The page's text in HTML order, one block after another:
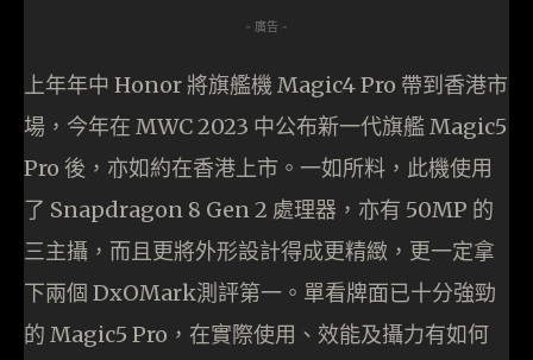
- 廣告 -
上年年中 Honor 將旗艦機 Magic4 Pro 帶到香港市
場，今年在 MWC 2023 中公布新一代旗艦 Magic5
Pro 後，亦如約在香港上市。一如所料，此機使用
了 Snapdragon 8 Gen 2 處理器，亦有 50MP 的
三主攝，而且更將外形設計得成更精緻，更一定拿
下兩個 DxOMark測評第一。單看牌面已十分強勁
的 Magic5 Pro，在實際使用、效能及攝力有如何